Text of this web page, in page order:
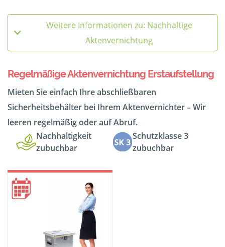
Weitere Informationen zu: Nachhaltige
Aktenvernichtung
Regelmäßige Aktenvernichtung Erstaufstellung
Mieten Sie einfach Ihre abschließbaren
Sicherheitsbehälter bei Ihrem Aktenvernichter – Wir
leeren regelmäßig oder auf Abruf.
Nachhaltigkeit
zubuchbar
Schutzklasse 3
zubuchbar